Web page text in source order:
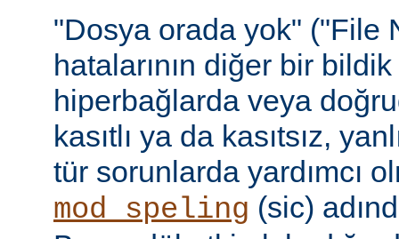
"Dosya orada yok" ("File
hatalarının diğer bir
hiperbağlarda veya
kasıtlı ya da kasıtsız,
tür sorunlarda yardımcı
mod_speling (sic)